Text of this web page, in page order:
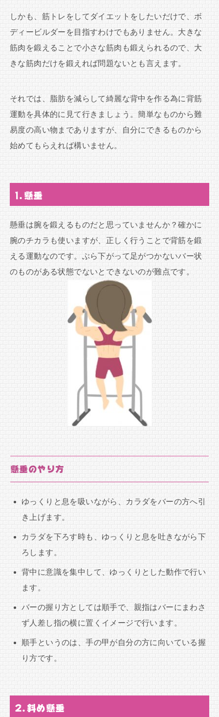
しかも、筋トレをしてダイエットをしたいだけで、ボ
ディービルダーを目指すわけでもありません。大きな
筋肉を鍛えることで小さな筋肉も鍛えられるので、大
きな筋肉だけを鍛えれば問題ないとも言えます。
それでは、脂肪を減らして綺麗な背中を作る為に背筋
運動を具体的に見て行きましょう。簡単なものから難
易度の高い物までありますが、自分にできるものから
始めてもらえれば構いません。
1.懸垂
懸垂は腕を鍛えるものだと思っていませんか？確かに
腕のチカラも使いますが、正しく行うことで背筋を鍛
える運動なのです。ぶら下がって足がつかないバー状
のものがある状態でないとできないのが難点です。
懸垂のやり方
ゆっくりと息を吸いながら、カラダをバーの方へ引
き上げます。
カラダを下ろす時も、ゆっくりと息を吐きながら下
ろします。
背中に意識を集中して、ゆっくりとした動作で行い
ます。
バーの握り方としては順手で、親指はバーにまわさ
ず人差し指の横に置くイメージで行います。
順手というのは、手の甲が自分の方に向いている握
り方です。
2.斜め懸垂